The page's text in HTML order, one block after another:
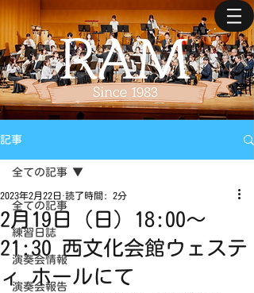
記事
全ての記事
練習日誌
演奏会情報
演奏会報告
全ての記事
2月19日（日）18:00〜
21:30 西文化会館ウェステ
ィ ホールにて
2023年2月22日 読了時間: 2分